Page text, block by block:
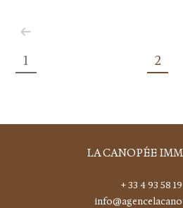
1 2
LA CANOPÉE
+ 33 4 93 58